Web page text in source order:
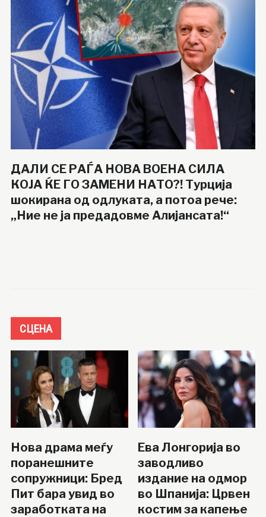
ДАЛИ СЕ РАЃА НОВА ВОЕНА СИЛА
КОЈА ЌЕ ГО ЗАМЕНИ НАТО?! Турција
шокирана од одлуката, а потоа рече:
„Ние не ја предадовме Алијансата!“
СЦЕНА
Нова драма меѓу
поранешните
сопружници: Бред
Пит бара увид во
заработката на
Ева Лонгорија во
заводливо
издание на одмор
во Шпанија: Црвен
костим за капење